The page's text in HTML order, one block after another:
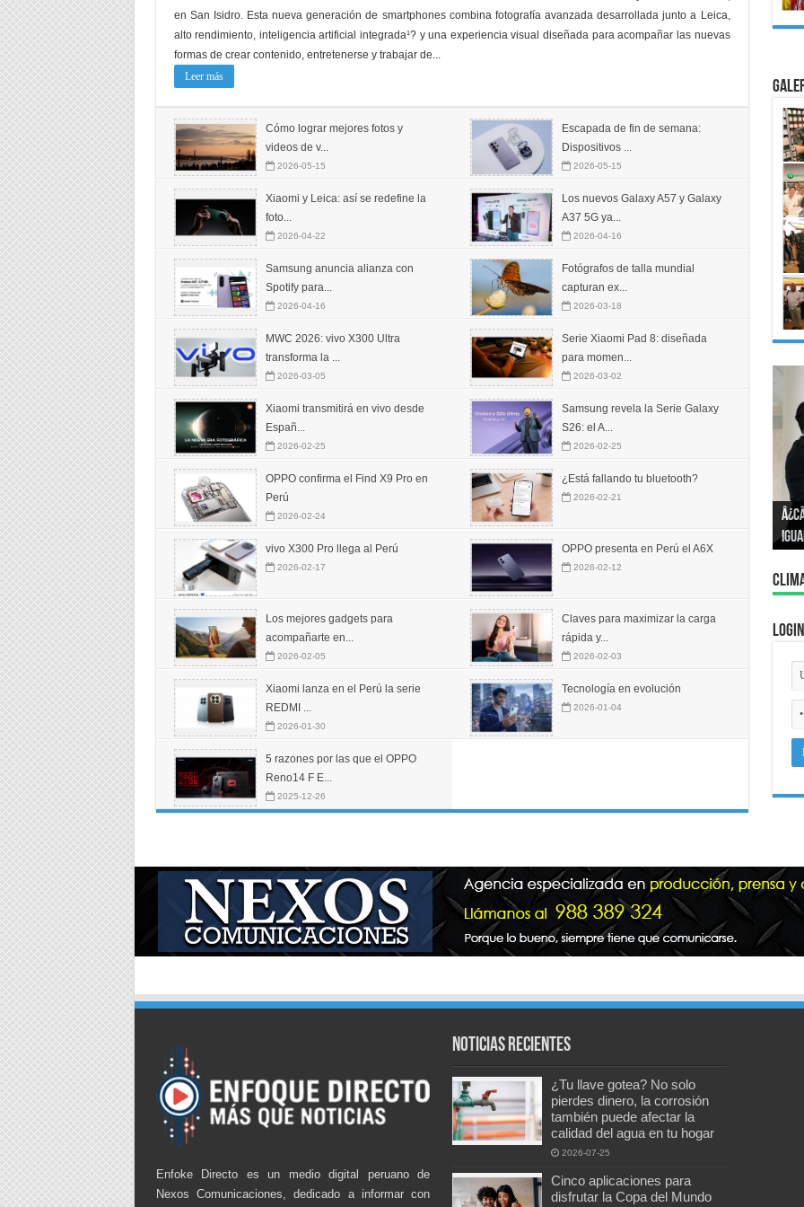
en San Isidro. Esta nueva generación de smartphones combina fotografía avanzada desarrollada junto a Leica,
alto rendimiento, inteligencia artificial integrada¹? y una experiencia visual diseñada para acompañar las nuevas
formas de crear contenido, entretenerse y trabajar de...
Leer más
Cómo lograr mejores fotos y
videos de v...
2026-05-15
Escapada de fin de semana:
Dispositivos ...
2026-05-15
Xiaomi y Leica: así se redefine la
foto...
2026-04-22
Los nuevos Galaxy A57 y Galaxy
A37 5G ya...
2026-04-16
Samsung anuncia alianza con
Spotify para...
2026-04-16
Fotógrafos de talla mundial
capturan ex...
2026-03-18
MWC 2026: vivo X300 Ultra
transforma la ...
2026-03-05
Serie Xiaomi Pad 8: diseñada
para momen...
2026-03-02
Xiaomi transmitirá en vivo desde
Españ...
2026-02-25
Samsung revela la Serie Galaxy
S26: el A...
2026-02-25
OPPO confirma el Find X9 Pro en
Perú
2026-02-24
¿Está fallando tu bluetooth?
2026-02-21
vivo X300 Pro llega al Perú
2026-02-17
OPPO presenta en Perú el A6X
2026-02-12
Los mejores gadgets para
acompañarte en...
2026-02-05
Claves para maximizar la carga
rápida y...
2026-02-03
Xiaomi lanza en el Perú la serie
REDMI ...
2026-01-30
Tecnología en evolución
2026-01-04
5 razones por las que el OPPO
Reno14 F E...
2025-12-26
Login
Enfoke Directo es un medio digital peruano de
Nexos Comunicaciones, dedicado a informar con
Noticias recientes
¿Tu llave gotea? No solo
pierdes dinero, la corrosión
también puede afectar la
calidad del agua en tu hogar
2026-07-25
Cinco aplicaciones para
disfrutar la Copa del Mundo